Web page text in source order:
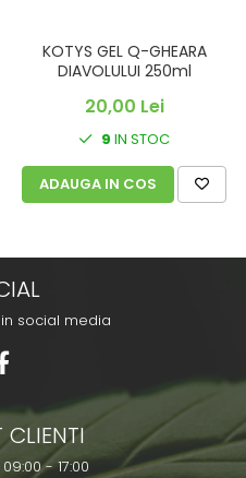
KOTYS GEL Q-GHEARA
DIAVOLULUI 250ml
20,00 Lei
9 IN STOC
ADAUGA IN COS
social media
CLIENTI
- 17:00